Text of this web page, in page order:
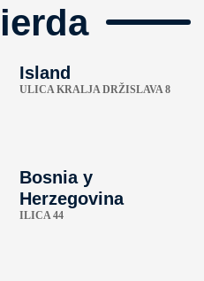
Island
ULICA KRALJA DRŽISLAVA 8
Bosnia y
Herzegovina
ILICA 44